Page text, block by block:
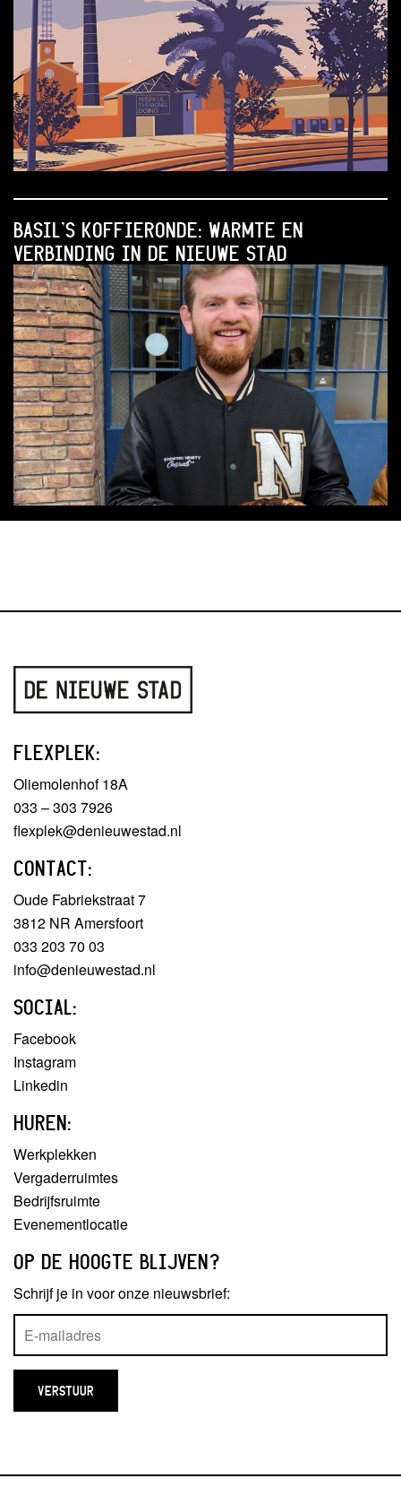
BASIL’S KOFFIERONDE: WARMTE EN
VERBINDING IN DE NIEUWE STAD
FLEXPLEK:
Oliemolenhof 18A
033 – 303 7926
flexplek@denieuwestad.nl
CONTACT:
Oude Fabriekstraat 7
3812 NR Amersfoort
033 203 70 03
info@denieuwestad.nl
SOCIAL:
Facebook
Instagram
Linkedin
HUREN:
Werkplekken
Vergaderruimtes
Bedrijfsruimte
Evenementlocatie
OP DE HOOGTE BLIJVEN?
Schrijf je in voor onze nieuwsbrief: